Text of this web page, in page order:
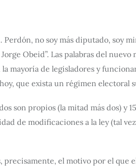
no soy más diputado, soy
Obeid”. Las palabras del
mayoría de legisladores y
que exista un régimen electoral
son propios (la mitad más dos) y
de modificaciones a la ley (tal
precisamente, el motivo por el que